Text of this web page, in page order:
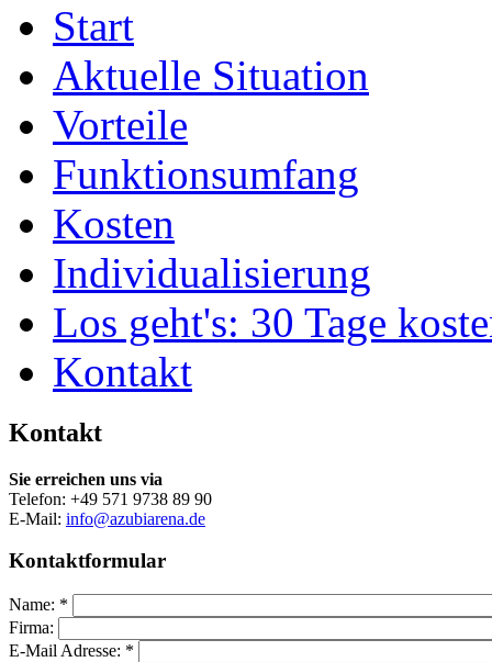
Start
Aktuelle Situation
Vorteile
Funktionsumfang
Kosten
Individualisierung
Los geht's: 30 Tage
Kontakt
Kontakt
Sie erreichen uns via
Telefon: +49 571 9738 89 90
E-Mail: info@azubiarena.de
Kontaktformular
Name: *
Firma:
E-Mail Adresse: *